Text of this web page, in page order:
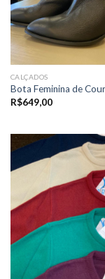
CALÇADOS
Bota Feminina de
R$649,00